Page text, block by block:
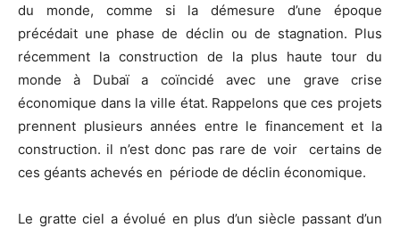
du monde, comme si la démesure d’une époque
précédait une phase de déclin ou de stagnation. Plus
récemment la construction de la plus haute tour du
monde à Dubaï a coïncidé avec une grave crise
économique dans la ville état. Rappelons que ces projets
prennent plusieurs années entre le financement et la
construction. il n’est donc pas rare de voir certains de
ces géants achevés en période de déclin économique.
Le gratte ciel a évolué en plus d’un siècle passant d’un